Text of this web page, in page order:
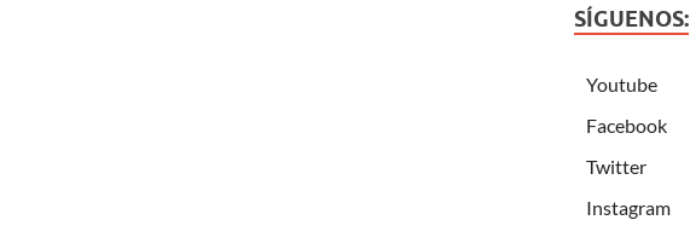
SÍGUENOS:
Youtube
Facebook
Twitter
Instagram